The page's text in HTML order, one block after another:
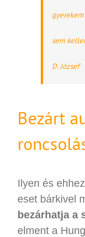
sem
D. József
Bezárt
Ilyen és
eset bárkivel
bezárhatja a
elment a